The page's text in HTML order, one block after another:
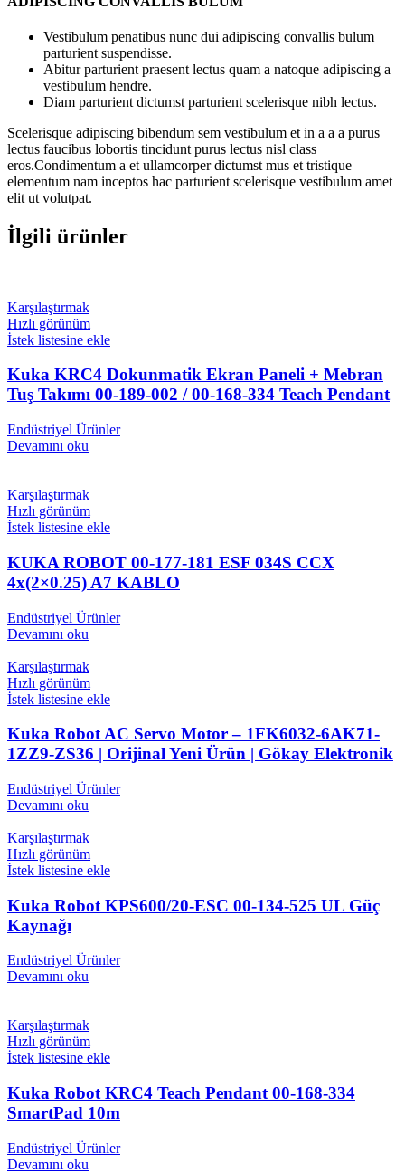
Vestibulum penatibus nunc dui adipiscing convallis bulum
parturient suspendisse.
Abitur parturient praesent lectus quam a natoque adipiscing a
vestibulum hendre.
Diam parturient dictumst parturient scelerisque nibh lectus.
Scelerisque adipiscing bibendum sem vestibulum et in a a a purus
lectus faucibus lobortis tincidunt purus lectus nisl class
eros.Condimentum a et ullamcorper dictumst mus et tristique
elementum nam inceptos hac parturient scelerisque vestibulum amet
elit ut volutpat.
İlgili ürünler
Karşılaştırmak
Hızlı görünüm
İstek listesine ekle
Kuka KRC4 Dokunmatik Ekran Paneli + Mebran
Tuş Takımı 00-189-002 / 00-168-334 Teach Pendant
Endüstriyel Ürünler
Devamını oku
Karşılaştırmak
Hızlı görünüm
İstek listesine ekle
KUKA ROBOT 00-177-181 ESF 034S CCX
4x(2×0.25) A7 KABLO
Endüstriyel Ürünler
Devamını oku
Karşılaştırmak
Hızlı görünüm
İstek listesine ekle
Kuka Robot AC Servo Motor – 1FK6032-6AK71-
1ZZ9-ZS36 | Orijinal Yeni Ürün | Gökay Elektronik
Endüstriyel Ürünler
Devamını oku
Karşılaştırmak
Hızlı görünüm
İstek listesine ekle
Kuka Robot KPS600/20-ESC 00-134-525 UL Güç
Kaynağı
Endüstriyel Ürünler
Devamını oku
Karşılaştırmak
Hızlı görünüm
İstek listesine ekle
Kuka Robot KRC4 Teach Pendant 00-168-334
SmartPad 10m
Endüstriyel Ürünler
Devamını oku